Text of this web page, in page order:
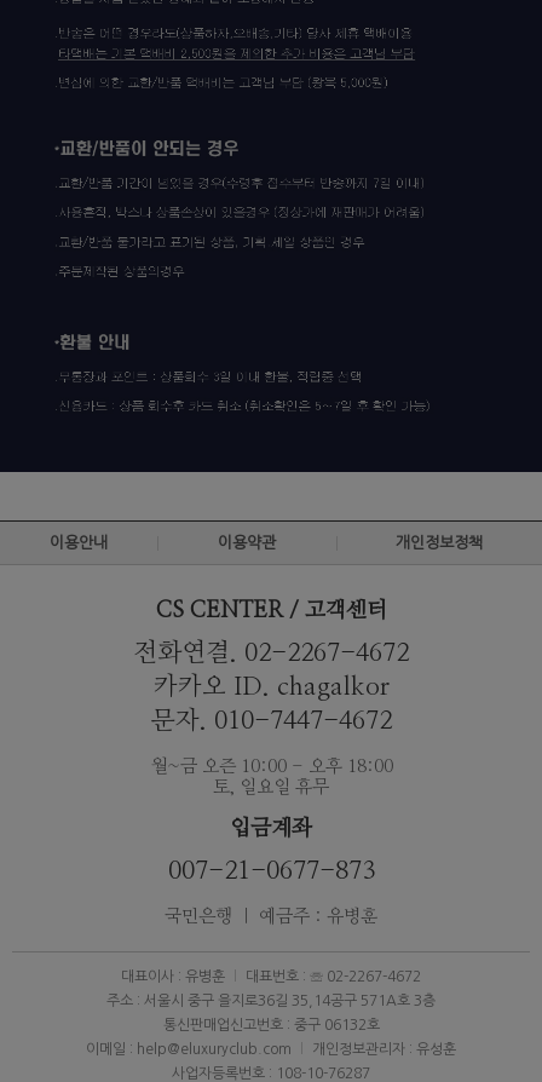
이용안내 이용약관 개인정보정책
CS CENTER / 고객센터
전화연결. 02-2267-4672
카카오 ID. chagalkor
문자. 010-7447-4672
월~금 오즌 10:00 - 오후 18:00
토, 일요일 휴무
입금계좌
007-21-0677-873
국민은행 ｜ 예금주 : 유병훈
대표이사 : 유병훈
대표번호 : ☏ 02-2267-4672
주소 : 서울시 중구 을지로36길 35,14공구 571A호 3층
통신판매업신고번호 : 중구 06132호
이메일 : help@eluxuryclub.com
개인정보관리자 : 유성훈
사업자등록번호 : 108-10-76287